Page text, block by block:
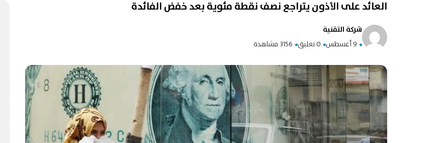
العائد على الأذون يتراجع نصف نقطة مئوية بعد خفض الفائدة
شركة التقنية
9 أغسطس
0 تعليق 3156 مشاهدة